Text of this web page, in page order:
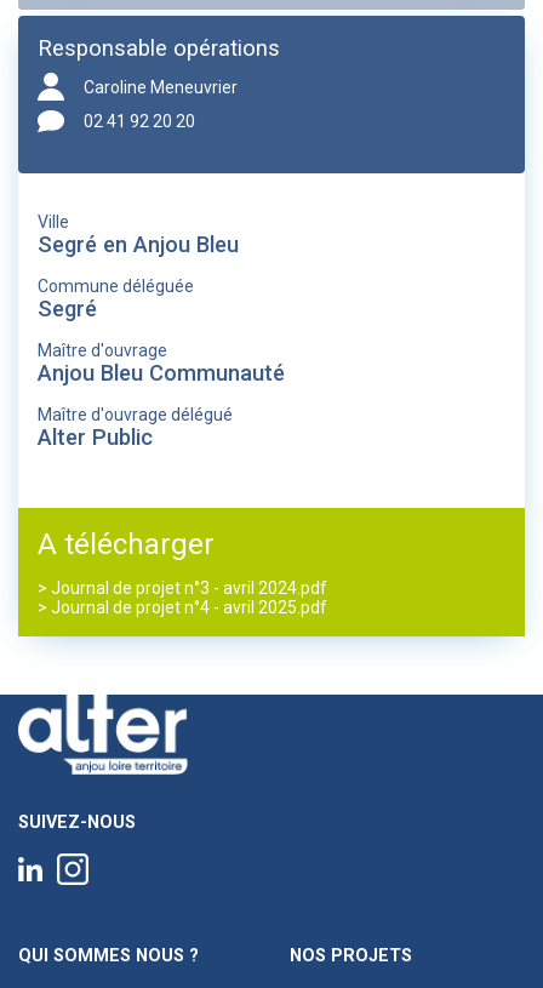
Responsable opérations
Caroline Meneuvrier
02 41 92 20 20
Ville
Segré en Anjou Bleu
Commune déléguée
Segré
Maître d'ouvrage
Anjou Bleu Communauté
Maître d'ouvrage délégué
Alter Public
A télécharger
> Journal de projet n°3 - avril 2024.pdf
> Journal de projet n°4 - avril 2025.pdf
SUIVEZ-NOUS
QUI SOMMES NOUS ? NOS PROJETS